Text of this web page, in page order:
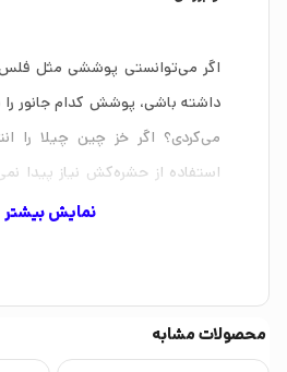
اگر می‌توانستی پوششی مثل فلس،
داشته باشی، پوشش کدام جانور
می‌کردی؟ اگر خز چین چیلا را
استفاده از حشره‌کش نیاز پیدا
کوسه کله چکشی را داشتی،
هم دست کمی از آن‌ها ندارد!
نمایش بیشتر
محصولات مشابه